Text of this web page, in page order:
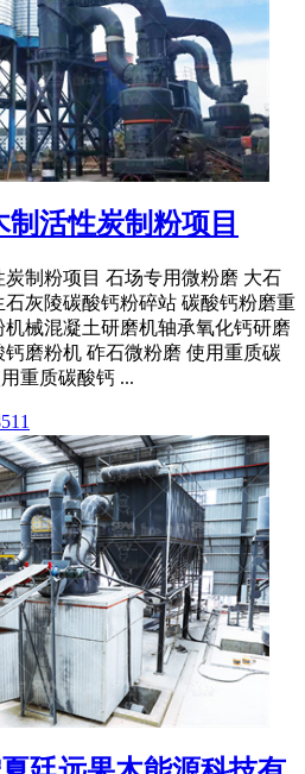
活性炭制粉项目
制粉项目 石场专用微粉磨 大石
灰陵碳酸钙粉碎站 碳酸钙粉磨重
械混凝土研磨机轴承氧化钙研磨
磨粉机 砟石微粉磨 使用重质碳
重质碳酸钙 ...